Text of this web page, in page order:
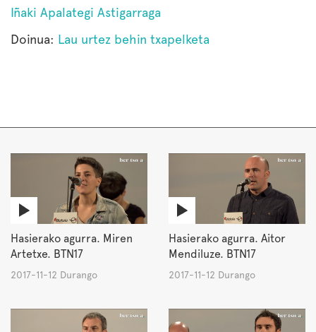
Iñaki Apalategi Astigarraga
Doinua: Lau urtez behin txapelketa
Hasierako agurra. Miren
Artetxe. BTN17
2017-11-12 Durango
Hasierako agurra. Aitor
Mendiluze. BTN17
2017-11-12 Durango